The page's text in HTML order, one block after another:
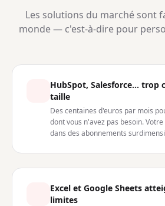
Les solutions du marché sont
monde — c'est-à-dire pour
HubSpot, Salesforce... trop
taille
Des centaines d'euros par mois
dont vous n'avez pas besoin.
dans des abonnements
Excel et Google Sheets
limites